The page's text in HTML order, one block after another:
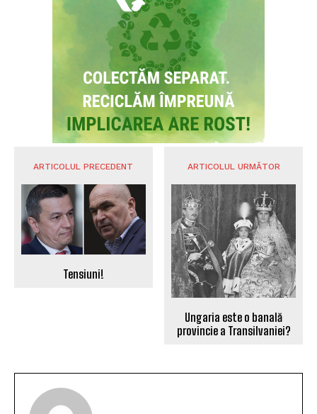
ARTICOLUL PRECEDENT
Tensiuni!
ARTICOLUL URMĂTOR
Ungaria este o banală
provincie a Transilvaniei?